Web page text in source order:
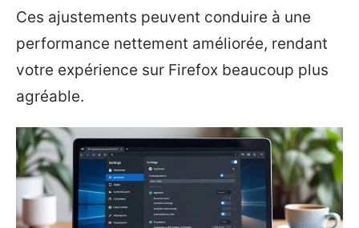
Ces ajustements peuvent conduire à une
performance nettement améliorée, rendant
votre expérience sur Firefox beaucoup plus
agréable.